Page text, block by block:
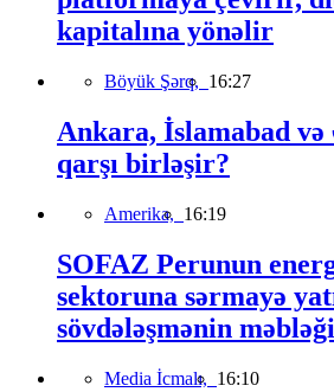
kapitalına yönəlir
Böyük Şərq, 16:27
Ankara, İslamabad
qarşı birləşir?
Amerika, 16:19
SOFAZ Perunun
sektoruna sərmayə
sövdələşmənin
Media İcmalı, 16:10